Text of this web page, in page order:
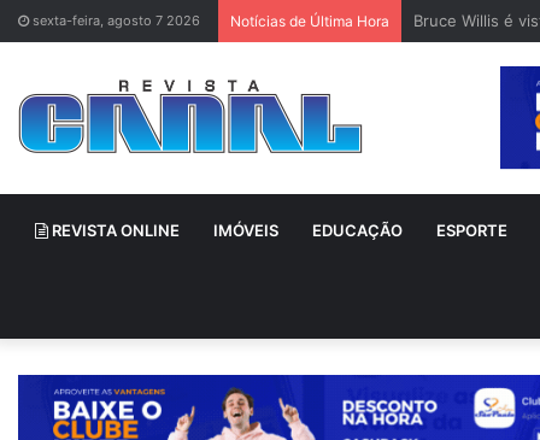
sexta-feira, agosto 7 2026 Notícias de Última Hora Bruce Willis é
REVISTA ONLINE IMÓVEIS EDUCAÇÃO ESPORTE